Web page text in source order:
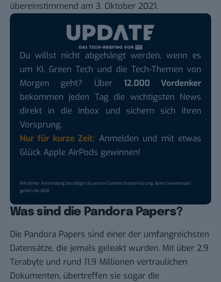
übereinstimmend am 3. Oktober 2021.
Du willst nicht abgehängt werden, wenn es
um KI, Green Tech und die Tech-Themen von
Morgen geht? Über 12.000 Vordenker
bekommen jeden Tag die wichtigsten News
direkt in die Inbox und sichern sich ihren
Vorsprung.
Nur für kurze Zeit: Anmelden und mit etwas
Glück Apple AirPods gewinnen!
Mit deiner Anmeldung bestätigst du unsereDatenschutzerklärung. Beim Gewinnspiel
gelten dieAGB.
Was sind die Pandora Papers?
Die Pandora Papers sind einer der umfangreichsten
Datensätze, die jemals geleakt wurden. Mit über 2,9
Terabyte und rund 11,9 Millionen vertraulichen
Dokumenten, übertreffen sie sogar die